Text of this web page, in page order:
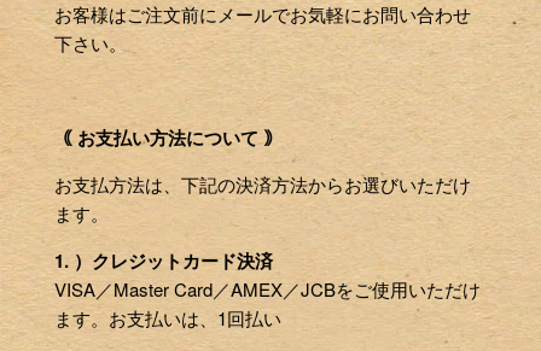
お客様はご注文前にメールでお気軽にお問い合わせ
下さい。
｟ お支払い方法について ｠
お支払方法は、下記の決済方法からお選びいただけ
ます。
1. ）クレジットカード決済
VISA／Master Card／AMEX／JCBをご使用いただけ
ます。お支払いは、1回払い